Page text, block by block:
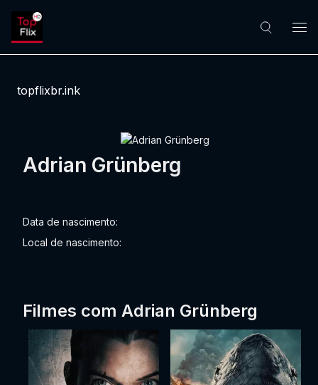
topflixbr.ink
Adrian Grünberg
Data de nascimento:
Local de nascimento:
Filmes com Adrian Grünberg